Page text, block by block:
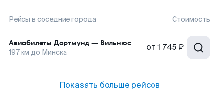
Рейсы в соседние города Стоимость
Авиабилеты Дортмунд — Вильнюс
197км до Минска от 1 745 ₽
Показать больше рейсов